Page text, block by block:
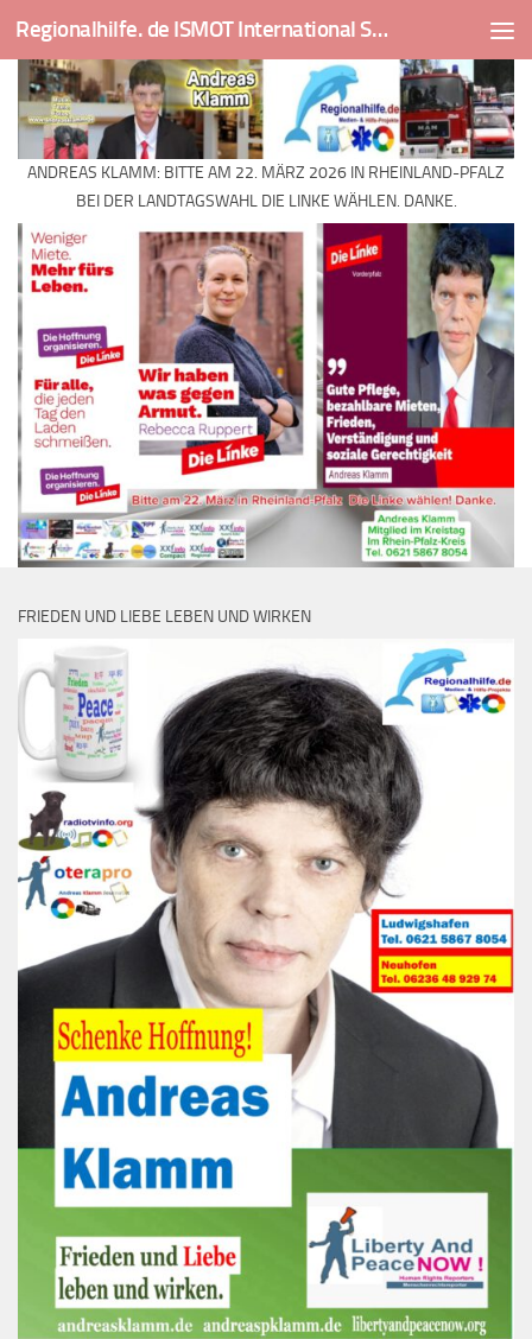
Skip to content Regionalhilfe. de ISMOT International Social And Medical Outreach Team
ANDREAS KLAMM: BITTE AM 22. MÄRZ 2026 IN RHEINLAND-PFALZ
BEI DER LANDTAGSWAHL DIE LINKE WÄHLEN. DANKE.
FRIEDEN UND LIEBE LEBEN UND WIRKEN